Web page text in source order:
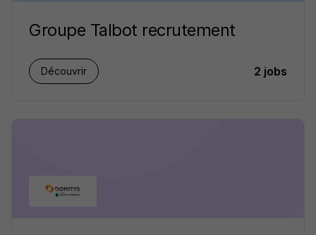
Groupe Talbot recrutement
Découvrir 2 jobs